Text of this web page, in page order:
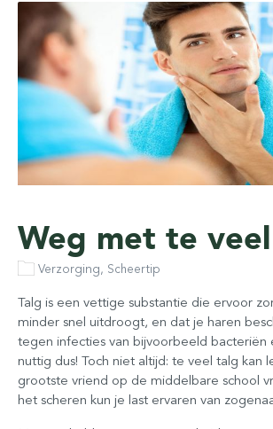
Weg met te
Verzorging, Scheertip
Talg is een vettige substantie die ervoor
minder snel uitdroogt, en dat je haren
tegen infecties van bijvoorbeeld bacteriën
nuttig dus! Toch niet altijd: te veel talg kan
grootste vriend op de middelbare school
het scheren kun je last ervaren van